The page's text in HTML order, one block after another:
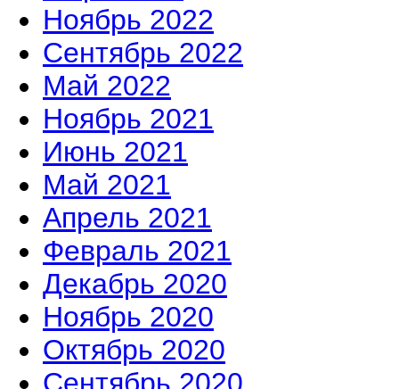
Ноябрь 2022
Сентябрь 2022
Май 2022
Ноябрь 2021
Июнь 2021
Май 2021
Апрель 2021
Февраль 2021
Декабрь 2020
Ноябрь 2020
Октябрь 2020
Сентябрь 2020